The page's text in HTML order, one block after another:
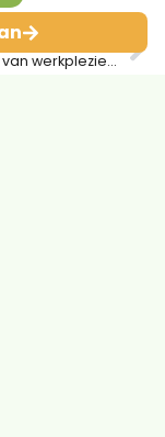
VOLGENDE
Het belang van werkplezier in je werkleven